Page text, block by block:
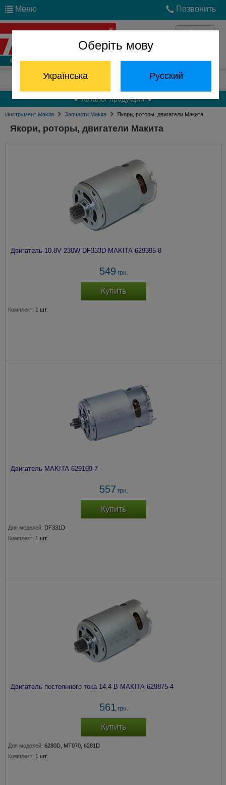
Оберіть мову
Українська Русский
Меню Позвонить
Войти
Отдел запчастей: (068) 824-24-24
Каталог продукции
Инструмент Makita Запчасти Makita Якори, роторы, двигатели Макита
Якори, роторы, двигатели Макита
Двигатель 10.8V 230W DF333D MAKITA 629395-8
549 грн.
Купить
Комплект: 1 шт.
Двигатель MAKITA 629169-7
557 грн.
Купить
Для моделей: DF331D
Комплект: 1 шт.
Двигатель постоянного тока 14,4 В MAKITA 629875-4
561 грн.
Купить
Для моделей: 6280D, MT070, 6281D
Комплект: 1 шт.